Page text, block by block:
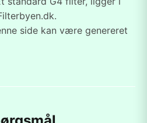
side kan være genereret